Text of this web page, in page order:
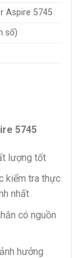
Aspire 5745
số)
5745
lượng tốt
kiểm tra thực
nhất
có nguồn
hưởng